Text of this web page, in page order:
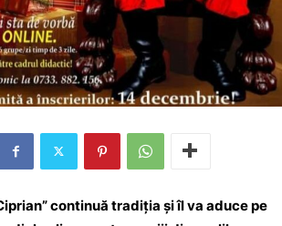
continuă tradiția și îl va aduce pe